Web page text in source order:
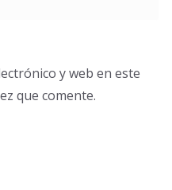
y web en este
que comente.